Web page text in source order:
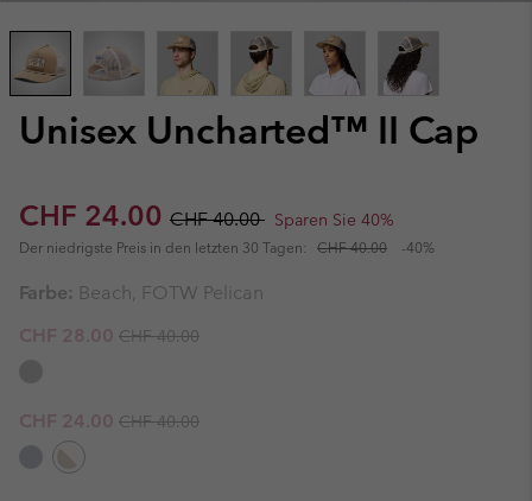
Unisex Uncharted™ II Cap
Sale price:
CHF 24.00 Regular price:
CHF 40.00 Sparen Sie 40%
Der niedrigste Preis in den letzten 30 Tagen: CHF 40.00 -40%
Farbe: Beach, FOTW Pelican
Sale price:
CHF 28.00 Regular price:
CHF 40.00
Sale price:
CHF 24.00 Regular price:
CHF 40.00